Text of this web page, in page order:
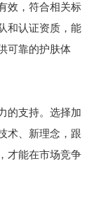
效，符合相关标
和认证资质，能
可靠的护肤体
支持。选择加
术、新理念，跟
才能在市场竞争